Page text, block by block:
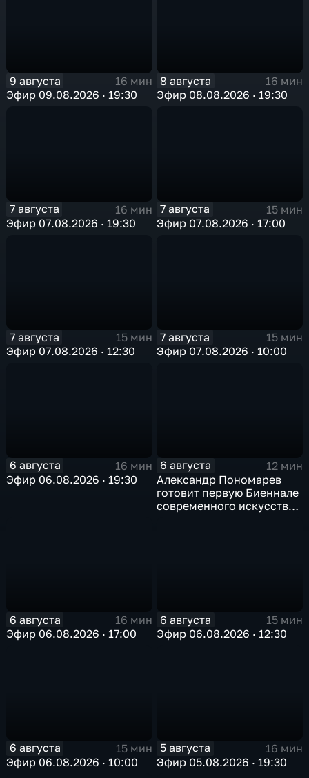
9 августа
16 мин
Эфир 09.08.2026 · 19:30
8 августа
16 мин
Эфир 08.08.2026 · 19:30
7 августа
16 мин
Эфир 07.08.2026 · 19:30
7 августа
15 мин
Эфир 07.08.2026 · 17:00
7 августа
15 мин
Эфир 07.08.2026 · 12:30
7 августа
15 мин
Эфир 07.08.2026 · 10:00
6 августа
16 мин
Эфир 06.08.2026 · 19:30
6 августа
12 мин
Александр Пономарев
готовит первую Биеннале
современного искусства
6 августа
16 мин
Эфир 06.08.2026 · 17:00
6 августа
15 мин
Эфир 06.08.2026 · 12:30
6 августа
15 мин
Эфир 06.08.2026 · 10:00
5 августа
16 мин
Эфир 05.08.2026 · 19:30